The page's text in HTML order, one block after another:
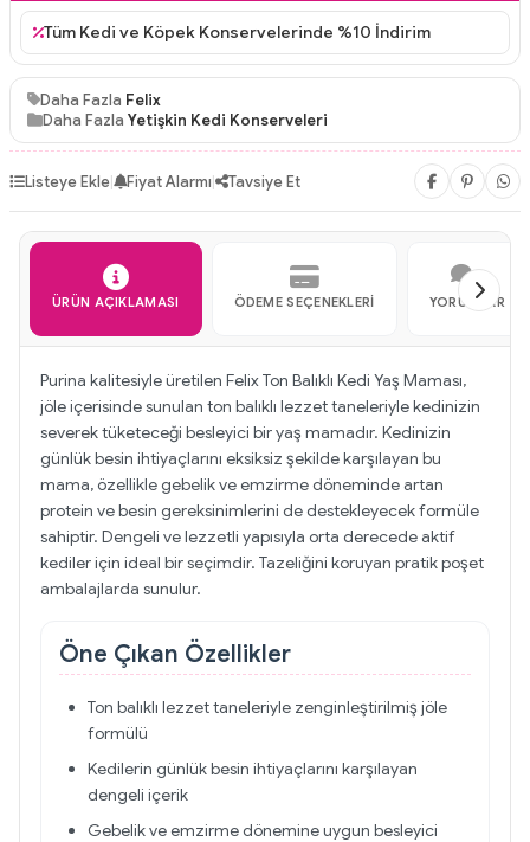
Tüm Kedi ve Köpek Konservelerinde %10 İndirim
Daha Fazla Felix
Daha Fazla Yetişkin Kedi Konserveleri
Listeye Ekle| Fiyat Alarmı| Tavsiye Et
ÜRÜN AÇIKLAMASI ÖDEME SEÇENEKLERI YORUMLAR
Purina kalitesiyle üretilen Felix Ton Balıklı Kedi Yaş Maması,
jöle içerisinde sunulan ton balıklı lezzet taneleriyle kedinizin
severek tüketeceği besleyici bir yaş mamadır. Kedinizin
günlük besin ihtiyaçlarını eksiksiz şekilde karşılayan bu
mama, özellikle gebelik ve emzirme döneminde artan
protein ve besin gereksinimlerini de destekleyecek formüle
sahiptir. Dengeli ve lezzetli yapısıyla orta derecede aktif
kediler için ideal bir seçimdir. Tazeliğini koruyan pratik poşet
ambalajlarda sunulur.
Öne Çıkan Özellikler
Ton balıklı lezzet taneleriyle zenginleştirilmiş jöle
formülü
Kedilerin günlük besin ihtiyaçlarını karşılayan
dengeli içerik
Gebelik ve emzirme dönemine uygun besleyici